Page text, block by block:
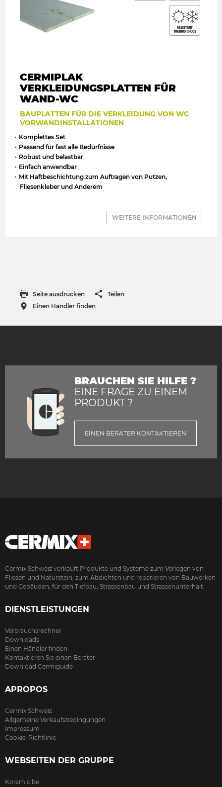
CERMIPLAK
VERKLEIDUNGSPLATTEN FÜR
WAND-WC
BAUPLATTEN FÜR DIE VERKLEIDUNG VON WC
VORWANDINSTALLATIONEN
Komplettes Set
Passend für fast alle Bedürfnisse
Robust und belastbar
Einfach anwendbar
Mit Haftbeschichtung zum Auftragen von Putzen,
Fliesenkleber und Anderem
WEITERE INFORMATIONEN
Seite ausdrucken
Teilen
Einen Händler finden
BRAUCHEN SIE HILFE ?
EINE FRAGE ZU EINEM
PRODUKT ?
EINEN BERATER KONTAKTIEREN
Cermix Schweiz verkauft Produkte und Systeme zum Verlegen von
Fliesen und Naturstein, zum Abdichten und reparieren von Bauwerken
und Gebäuden, für den Tiefbau, Strassenbau und Strassenunterhalt.
DIENSTLEISTUNGEN
Verbrauchsrechner
Downloads
Einen Händler finden
Kontaktieren Sie einen Berater
Download Cermiguide
APROPOS
Cermix Schweiz
Allgemeine Verkaufsbedingungen
Impressum
Cookie-Richtlinie
WEBSEITEN DER GRUPPE
Koramic.be